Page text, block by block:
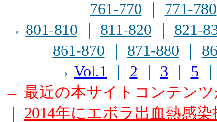
761-770
771-780
→ 801-810 811-820
821-
861-870
871-880
→ Vol.1 2 3 5
→ 最近の本サイトコンテン
2014年にエボラ出血熱感染